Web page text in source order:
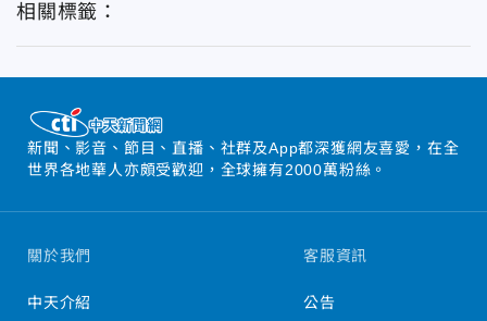
相關標籤：
新聞、影音、節目、直播、社群及App都深獲網友喜愛，在全
世界各地華人亦頗受歡迎，全球擁有2000萬粉絲。
關於我們
中天介紹
客服資訊
公告